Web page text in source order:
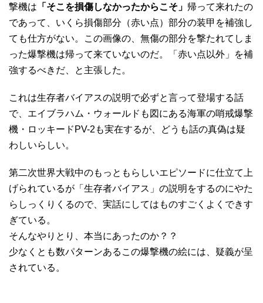
撃機は 「そこを損傷しなかったからこそ」 帰って来れたの
であって、いくら損傷部分（赤い点）部分の装甲を補強し
ても仕方がない。この画像の、無傷の部分を撃たれてしま
った爆撃機は帰って来ていないのだ。「赤い点以外」を補
強するべきだ、と主張した。
これは生存者バイアスの説明で必ずと言って登場する話
で、エイブラハム・ウォールドも図にある海軍の哨戒爆撃
機・ロッキードPV-2も実在するが、どうも話の真偽は疑
わしいらしい。
第二次世界大戦中のもっともらしいエピソードに仕立て上
げられているが「生存者バイアス」の説明をするのにやた
らしっくりくるので、実話にしてはものすごくよくできす
ぎている。
そんなやりとり、本当にあったのか？？
少なくとも数パターンあるこの爆撃機の絵には、疑義が呈
されている。